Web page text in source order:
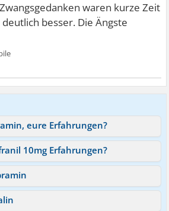
waren kurze Zeit
besser. Die Ängste
eure Erfahrungen?
10mg Erfahrungen?